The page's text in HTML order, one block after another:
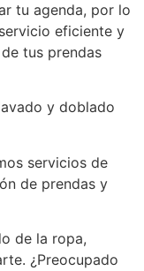
tu agenda, por lo
eficiente y
tus prendas
y doblado
servicios de
de prendas y
de la ropa,
¿Preocupado